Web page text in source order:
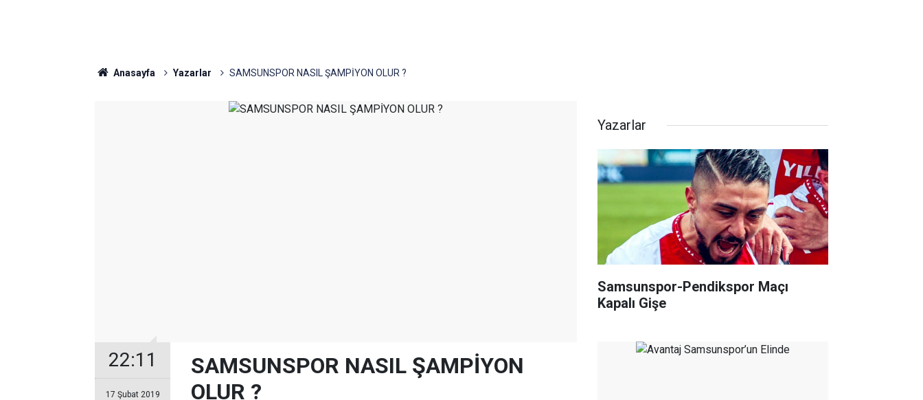
Anasayfa Yazarlar SAMSUNSPOR NASIL ŞAMPİYON OLUR ?
22:11
17 Şubat 2019
SAMSUNSPOR NASIL ŞAMPİYON
OLUR ?
Yazarlar
Samsunspor-Pendikspor Maçı
Kapalı Gişe